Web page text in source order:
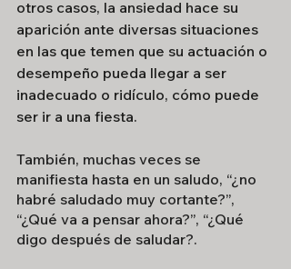
otros casos, la ansiedad hace su
aparición ante diversas situaciones
en las que temen que su actuación o
desempeño pueda llegar a ser
inadecuado o ridículo, cómo puede
ser ir a una fiesta.
También, muchas veces se
manifiesta hasta en un saludo, “¿no
habré saludado muy cortante?”,
“¿Qué va a pensar ahora?”, “¿Qué
digo después de saludar?.